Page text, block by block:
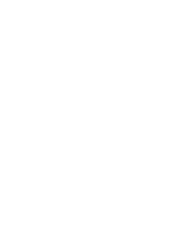
goda recept du har sparat och